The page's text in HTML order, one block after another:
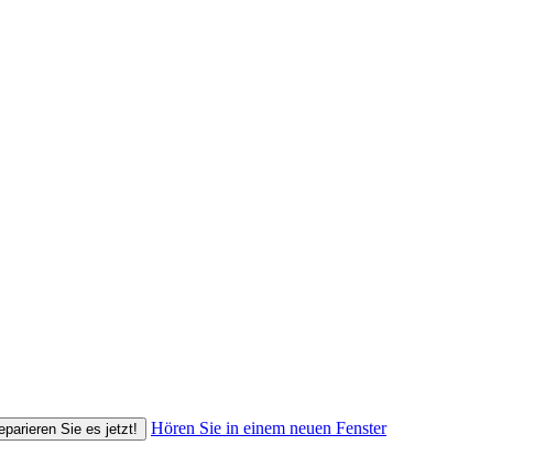
Sie es jetzt! Hören Sie in einem neuen Fenster